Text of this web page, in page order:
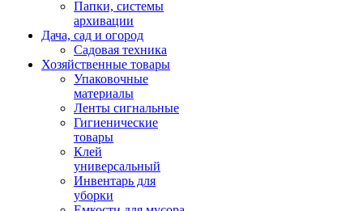
Папки, системы
архивации
Дача, сад и огород
Садовая техника
Хозяйственные товары
Упаковочные
материалы
Ленты сигнальные
Гигиенические
товары
Клей
универсальный
Инвентарь для
уборки